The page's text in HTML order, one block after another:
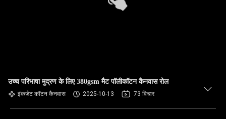
उच्च परिभाषा मुद्रण के लिए 380gsm मैट पॉलीकॉटन कैनवास रोल
इंकजेट कॉटन कैनवास 2025-10-13 73 विचार